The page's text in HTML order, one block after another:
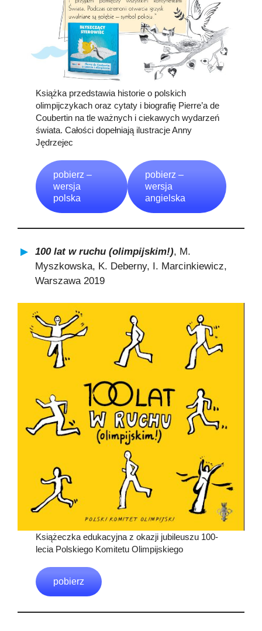
Książka przedstawia historie o polskich
olimpijczykach oraz cytaty i biografię Pierre’a de
Coubertin na tle ważnych i ciekawych wydarzeń
świata. Całości dopełniają ilustracje Anny
Jędrzejec
pobierz –
wersja
polska
pobierz –
wersja
angielska
100 lat w ruchu (olimpijskim!), M.
Myszkowska, K. Deberny, I. Marcinkiewicz,
Warszawa 2019
Książeczka edukacyjna z okazji jubileuszu 100-
lecia Polskiego Komitetu Olimpijskiego
pobierz